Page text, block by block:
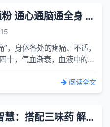
倪海厦：千古奇方三通粉 通心通脑通全身 化解身体淤堵
，身体各处的疼痛、不适，
十，气血渐衰，血液中的代
阅读全文
桑叶 “神仙叶” 的不老智慧：搭配三味药 解老来眼 耳 筋骨之困